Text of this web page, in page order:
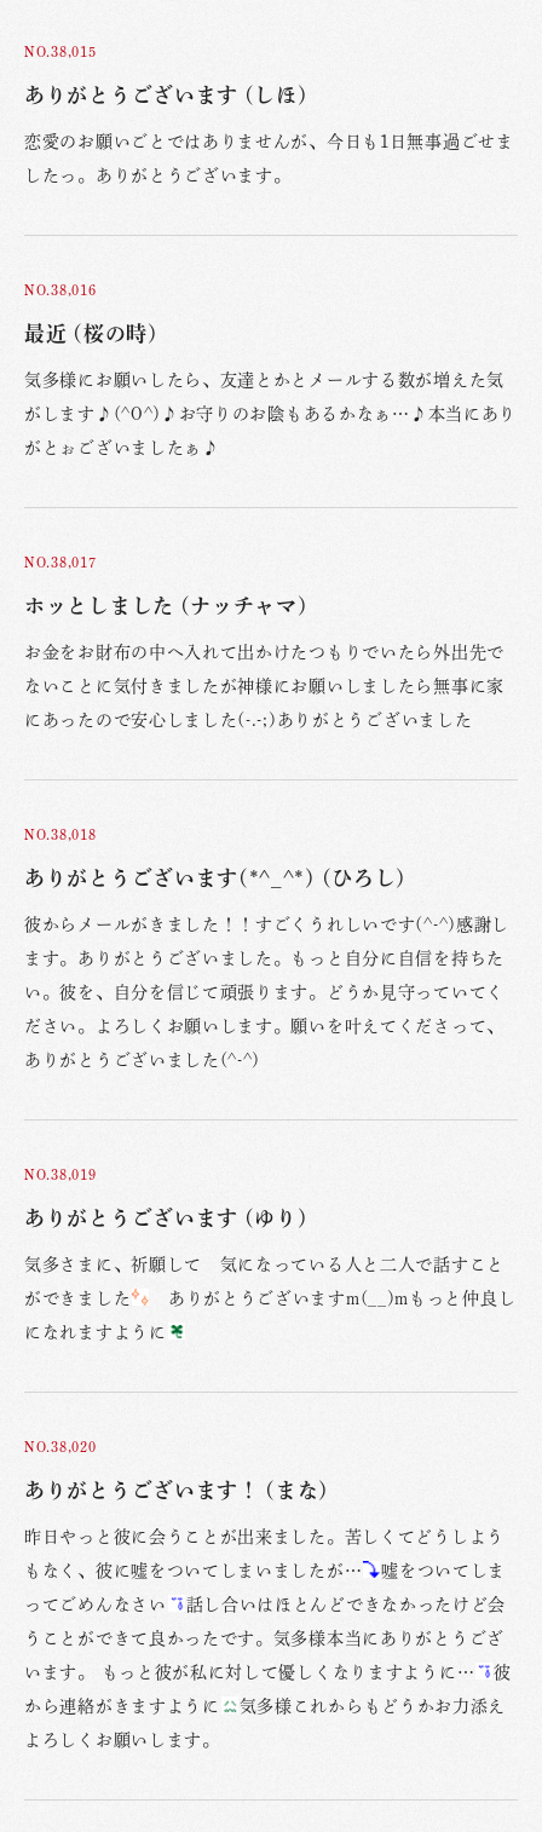
NO.38,015
ありがとうございます (しほ)
恋愛のお願いごとではありませんが、今日も1日無事過ごせま
したっ。ありがとうございます。
NO.38,016
最近 (桜の時)
気多様にお願いしたら、友達とかとメールする数が増えた気
がします♪(^O^)♪お守りのお陰もあるかなぁ…♪本当にあり
がとぉございましたぁ♪
NO.38,017
ホッとしました (ナッチャマ)
お金をお財布の中へ入れて出かけたつもりでいたら外出先で
ないことに気付きましたが神様にお願いしましたら無事に家
にあったので安心しました(-.-;)ありがとうございました
NO.38,018
ありがとうございます(*^_^*) (ひろし)
彼からメールがきました！！すごくうれしいです(^-^)感謝し
ます。ありがとうございました。もっと自分に自信を持ちた
い。彼を、自分を信じて頑張ります。どうか見守っていてく
ださい。よろしくお願いします。願いを叶えてくださって、
ありがとうございました(^-^)
NO.38,019
ありがとうございます (ゆり)
気多さまに、祈願して 気になっている人と二人で話すこと
ができました
ありがとうございますm(__)mもっと仲良し
になれますように
NO.38,020
ありがとうございます！ (まな)
昨日やっと彼に会うことが出来ました。苦しくてどうしよう
もなく、彼に嘘をついてしまいましたが…
嘘をついてしま
ってごめんなさい
話し合いはほとんどできなかったけど会
うことができて良かったです。気多様本当にありがとうござ
います。 もっと彼が私に対して優しくなりますように…
彼
から連絡がきますように
気多様これからもどうかお力添え
よろしくお願いします。